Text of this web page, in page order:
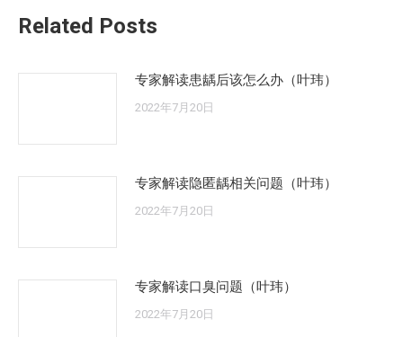
Related Posts
专家解读患龋后该怎么办（叶玮）
2022年7月20日
专家解读隐匿龋相关问题（叶玮）
2022年7月20日
专家解读口臭问题（叶玮）
2022年7月20日